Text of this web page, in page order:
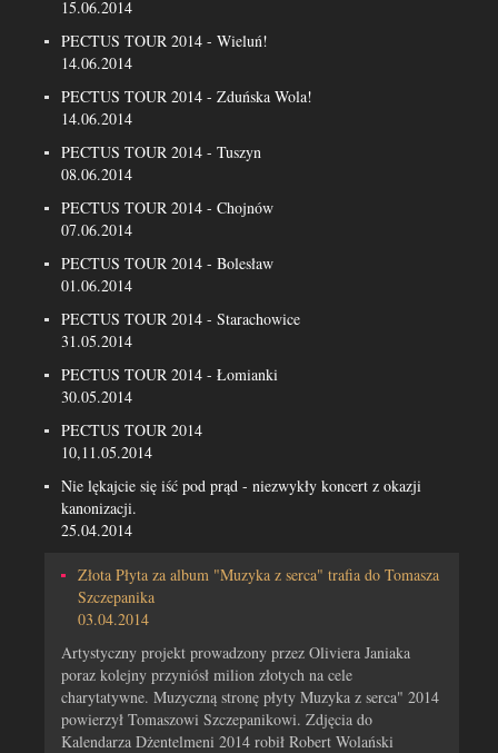
15.06.2014
PECTUS TOUR 2014 - Wieluń!
14.06.2014
PECTUS TOUR 2014 - Zduńska Wola!
14.06.2014
PECTUS TOUR 2014 - Tuszyn
08.06.2014
PECTUS TOUR 2014 - Chojnów
07.06.2014
PECTUS TOUR 2014 - Bolesław
01.06.2014
PECTUS TOUR 2014 - Starachowice
31.05.2014
PECTUS TOUR 2014 - Łomianki
30.05.2014
PECTUS TOUR 2014
10,11.05.2014
Nie lękajcie się iść pod prąd - niezwykły koncert z okazji
kanonizacji.
25.04.2014
Złota Płyta za album "Muzyka z serca" trafia do Tomasza
Szczepanika
03.04.2014
Artystyczny projekt prowadzony przez Oliviera Janiaka
poraz kolejny przyniósł milion złotych na cele
charytatywne. Muzyczną stronę płyty Muzyka z serca" 2014
powierzył Tomaszowi Szczepanikowi. Zdjęcia do
Kalendarza Dżentelmeni 2014 robił Robert Wolański